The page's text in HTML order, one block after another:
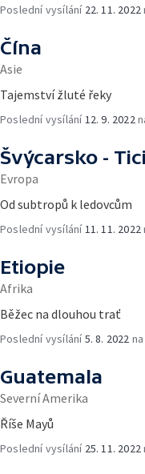
Poslední vysílání 22. 11. 2022
Čína
Asie
Tajemství žluté řeky
Poslední vysílání 12. 9. 2022
Švýcarsko -
Evropa
Od subtropů k ledovcům
Poslední vysílání 11. 11. 2022
Etiopie
Afrika
Běžec na dlouhou trať
Poslední vysílání5. 8. 2022 na
Guatemala
Severní Amerika
Říše Mayů
Poslední vysílání 25. 11. 2022